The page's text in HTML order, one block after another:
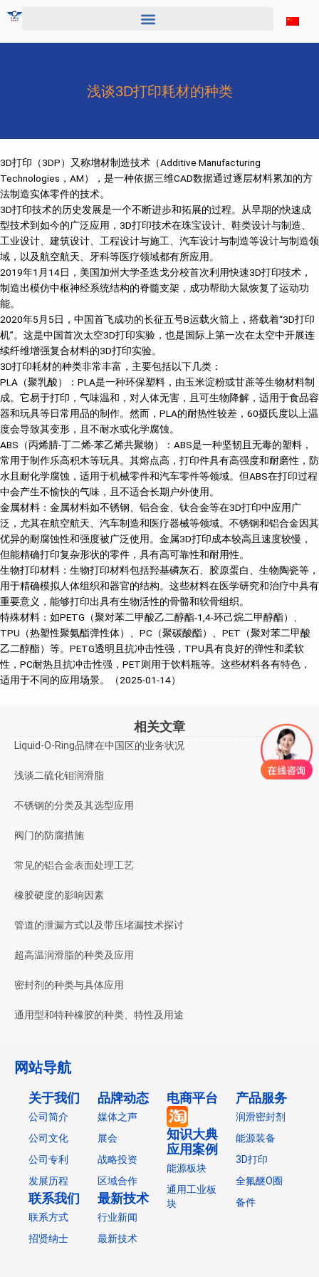
浅谈3D打印耗材的种类
‌3D打印（3DP）又称增材制造技术（Additive Manufacturing
Technologies，AM），是一种依据三维CAD数据通过逐层材料累加的方
法制造实体零件的技术。
3D打印技术的历史发展是一个不断进步和拓展的过程。从早期的快速成
型技术到如今的广泛应用，3D打印技术在珠宝设计、鞋类设计与制造、
工业设计、建筑设计、工程设计与施工、汽车设计与制造等设计与制造领
域，以及航空航天、牙科等医疗领域都有所应用。
2019年1月14日，美国加州大学圣迭戈分校首次利用快速3D打印技术，
制造出模仿中枢神经系统结构的脊髓支架，成功帮助大鼠恢复了运动功
能。
2020年5月5日，中国首飞成功的长征五号B运载火箭上，搭载着“3D打印
机”。这是中国首次太空3D打印实验，也是国际上第一次在太空中开展连
续纤维增强复合材料的3D打印实验。
3D打印耗材的种类非常丰富，主要包括以下几类‌：
PLA（聚乳酸）‌：PLA是一种环保塑料，由玉米淀粉或甘蔗等生物材料制
成。它易于打印，气味温和，对人体无害，且可生物降解，适用于食品容
器和玩具等日常用品的制作。然而，PLA的耐热性较差，60摄氏度以上温
度会导致其变形，且不耐水或化学腐蚀‌。
ABS（丙烯腈-丁二烯-苯乙烯共聚物）‌：ABS是一种坚韧且无毒的塑料，
常用于制作乐高积木等玩具。其熔点高，打印件具有高强度和耐磨性，防
水且耐化学腐蚀，适用于机械零件和汽车零件等领域。但ABS在打印过程
中会产生不愉快的气味，且不适合长期户外使用‌。
金属材料‌：金属材料如不锈钢、铝合金、钛合金等在3D打印中应用广
泛，尤其在航空航天、汽车制造和医疗器械等领域。不锈钢和铝合金因其
优异的耐腐蚀性和强度被广泛使用。金属3D打印成本较高且速度较慢，
但能精确打印复杂形状的零件，具有高可靠性和耐用性‌。
生物打印材料‌：生物打印材料包括羟基磷灰石、胶原蛋白、生物陶瓷等，
用于精确模拟人体组织和器官的结构。这些材料在医学研究和治疗中具有
重要意义，能够打印出具有生物活性的骨骼和软骨组织‌。
特殊材料‌：如PETG（聚对苯二甲酸乙二醇酯-1,4-环己烷二甲醇酯）、
TPU（热塑性聚氨酯弹性体）、PC（聚碳酸酯）、PET（聚对苯二甲酸
乙二醇酯）等。PETG透明且抗冲击性强，TPU具有良好的弹性和柔软
性，PC耐热且抗冲击性强，PET则用于饮料瓶等。这些材料各有特色，
适用于不同的应用场景‌。（2025-01-14）
相关文章
Liquid-O-Ring品牌在中国区的业务状况
浅谈二硫化钼润滑脂
不锈钢的分类及其选型应用
阀门的防腐措施
常见的铝合金表面处理工艺
橡胶硬度的影响因素
管道的泄漏方式以及带压堵漏技术探讨
超高温润滑脂的种类及应用
密封剂的种类与具体应用
通用型和特种橡胶的种类、特性及用途
网站导航
关于我们
公司简介
公司文化
公司专利
发展历程
联系我们
联系方式
招贤纳士
品牌动态
媒体之声
展会
战略投资
区域合作
最新技术
行业新闻
最新技术
电商平台
知识大典
应用案例
能源板块
通用工业板
块
产品服务
润滑密封剂
能源装备
3D打印
全氟醚O圈
备件